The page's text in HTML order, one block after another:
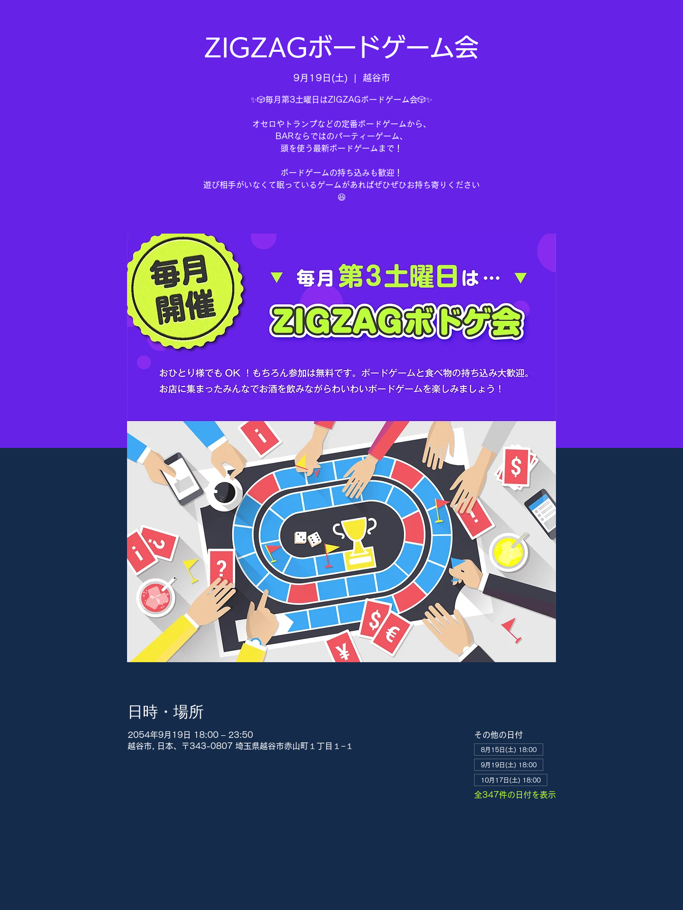
ZIGZAGボードゲーム会
9月19日(土) 越谷市
✨🎲毎月第3土曜日はZIGZAGボードゲーム会🎲✨
オセロやトランプなどの定番ボードゲームから、
BARならではのパーティーゲーム、
頭を使う最新ボードゲームまで！
ボードゲームの持ち込みも歓迎！
遊び相手がいなくて眠っているゲームがあればぜひぜひお持ち寄りください
😆
日時・場所
2054年9月19日 18:00 – 23:50
越谷市, 日本、〒343-0807 埼玉県越谷市赤山町１丁目１−１
その他の日付
8月15日(土) 18:00
9月19日(土) 18:00
10月17日(土) 18:00
全347件の日付を表示